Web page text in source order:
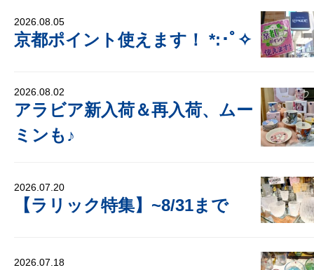
2026.08.05
京都ポイント使えます！ *:･ﾟ✧
2026.08.02
アラビア新入荷＆再入荷、ムー
ミンも♪
2026.07.20
【ラリック特集】~8/31まで
2026.07.18